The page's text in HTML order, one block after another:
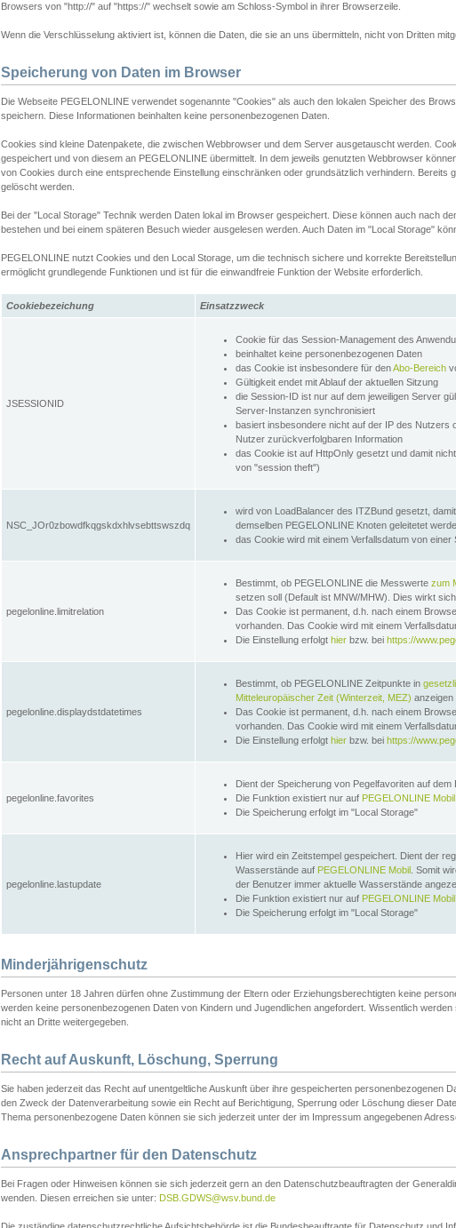
Browsers von "http://" auf "https://" wechselt sowie am Schloss-Symbol in ihrer Browserzeile.
Wenn die Verschlüsselung aktiviert ist, können die Daten, die sie an uns übermitteln, nicht von Dritten
Speicherung von Daten im Browser
Die Webseite PEGELONLINE verwendet sogenannte "Cookies" als auch den lokalen Speicher des
speichern. Diese Informationen beinhalten keine personenbezogenen Daten.
Cookies sind kleine Datenpakete, die zwischen Webbrowser und dem Server ausgetauscht werden.
gespeichert und von diesem an PEGELONLINE übermittelt. In dem jeweils genutzten Webbrowser
von Cookies durch eine entsprechende Einstellung einschränken oder grundsätzlich verhindern. Bereits
gelöscht werden.
Bei der "Local Storage" Technik werden Daten lokal im Browser gespeichert. Diese können auch nach
bestehen und bei einem späteren Besuch wieder ausgelesen werden. Auch Daten im "Local Storage"
PEGELONLINE nutzt Cookies und den Local Storage, um die technisch sichere und korrekte
ermöglicht grundlegende Funktionen und ist für die einwandfreie Funktion der Website erforderlich.
Cookiebezeichung Einsatzzweck
JSESSIONID
Cookie für das Session-Management des
beinhaltet keine personenbezogenen Daten
das Cookie ist insbesondere für denAbo-Bereich
Gültigkeit endet mit Ablauf der aktuellen Sitzung
die Session-ID ist nur auf dem jeweiligen Server
Server-Instanzen synchronisiert
basiert insbesondere nicht auf der IP des Nutzers
Nutzer zurückverfolgbaren Information
das Cookie ist auf HttpOnly gesetzt und damit
von "session theft")
NSC_JOr0zbowdfkqgskdxhlvsebttswszdq
wird von LoadBalancer des ITZBund gesetzt,
demselben PEGELONLINE Knoten geleitetet
das Cookie wird mit einem Verfallsdatum von einer
pegelonline.limitrelation
Bestimmt, ob PEGELONLINE die Messwerte zum
setzen soll (Default ist MNW/MHW). Dies wirkt
Das Cookie ist permanent, d.h. nach einem
vorhanden. Das Cookie wird mit einem
Die Einstellung erfolgt hier bzw. bei https://
pegelonline.displaydstdatetimes
Bestimmt, ob PEGELONLINE Zeitpunkte in
Mitteleuropäischer Zeit (Winterzeit, MEZ) anzeigen
Das Cookie ist permanent, d.h. nach einem
vorhanden. Das Cookie wird mit einem
Die Einstellung erfolgt hier bzw. bei https://
pegelonline.favorites
Dient der Speicherung von Pegelfavoriten auf dem
Die Funktion existiert nur auf PEGELONLINE Mobil
Die Speicherung erfolgt im "Local Storage"
pegelonline.lastupdate
Hier wird ein Zeitstempel gespeichert. Dient der
Wasserstände auf PEGELONLINE Mobil . Somit
der Benutzer immer aktuelle Wasserstände
Die Funktion existiert nur auf PEGELONLINE Mobil
Die Speicherung erfolgt im "Local Storage"
Minderjährigenschutz
Personen unter 18 Jahren dürfen ohne Zustimmung der Eltern oder Erziehungsberechtigten keine
werden keine personenbezogenen Daten von Kindern und Jugendlichen angefordert. Wissentlich
nicht an Dritte weitergegeben.
Recht auf Auskunft, Löschung, Sperrung
Sie haben jederzeit das Recht auf unentgeltliche Auskunft über ihre gespeicherten personenbezogenen
den Zweck der Datenverarbeitung sowie ein Recht auf Berichtigung, Sperrung oder Löschung dieser
Thema personenbezogene Daten können sie sich jederzeit unter der im Impressum angegebenen
Ansprechpartner für den Datenschutz
Bei Fragen oder Hinweisen können sie sich jederzeit gern an den Datenschutzbeauftragten der
wenden. Diesen erreichen sie unter: DSB.GDWS@wsv.bund.de